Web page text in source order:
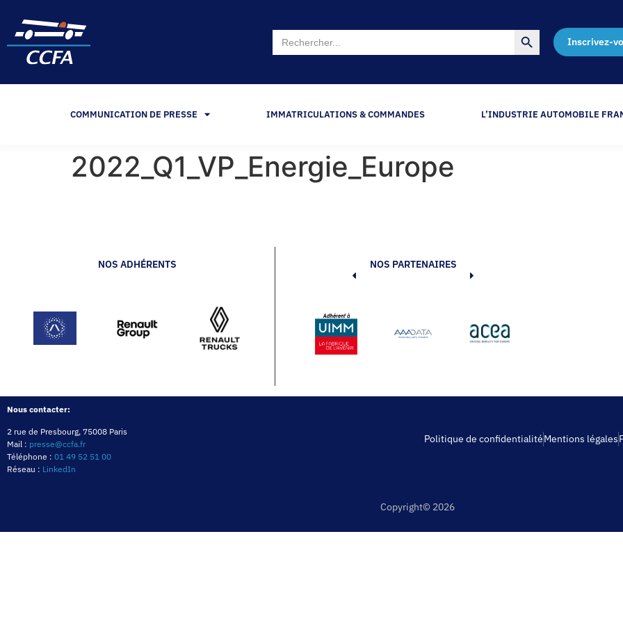
Search
for:
Search Button
Inscrivez-
COMMUNICATION DE PRESSE IMMATRICULATIONS & COMMANDES L’INDUSTRIE AUTOMOBILE
2022_Q1_VP_Energie_Europe
NOS ADHÉRENTS NOS PARTENAIRES
Nous contacter:
2 rue de Presbourg, 75008 Paris
Mail : presse@ccfa.fr
Téléphone : 01 49 52 51 00
Réseau : LinkedIn
Politique de confidentialitéMentions légales
Copyright© 2026